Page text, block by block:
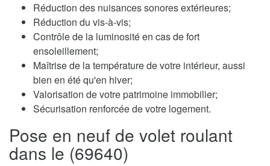
Réduction des nuisances sonores extérieures;
Réduction du vis-à-vis;
Contrôle de la luminosité en cas de fort
ensoleillement;
Maîtrise de la température de votre intérieur, aussi
bien en été qu'en hiver;
Valorisation de votre patrimoine immobilier;
Sécurisation renforcée de votre logement.
Pose en neuf de volet roulant
dans le (69640)